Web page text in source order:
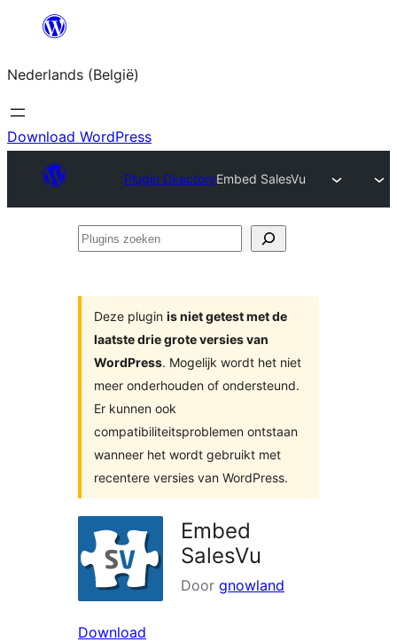
Spring
de
inhoud
Nederlands (België)
Download WordPress
Plugin DirectoryEmbed SalesVu
Plugins
Deze plugin is niet getest met de
laatste drie grote versies van
WordPress. Mogelijk wordt het niet
meer onderhouden of ondersteund.
Er kunnen ook
compatibiliteitsproblemen ontstaan
wanneer het wordt gebruikt met
recentere versies van WordPress.
Embed
SalesVu
Door gnowland
Download